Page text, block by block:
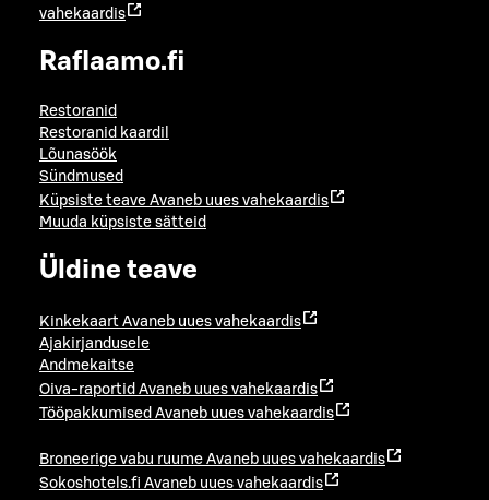
vahekaardis
Raflaamo.fi
Restoranid
Restoranid kaardil
Lõunasöök
Sündmused
Küpsiste teave Avaneb uues vahekaardis
Muuda küpsiste sätteid
Üldine teave
Kinkekaart Avaneb uues vahekaardis
Ajakirjandusele
Andmekaitse
Oiva-raportid Avaneb uues vahekaardis
Tööpakkumised Avaneb uues vahekaardis
Broneerige vabu ruume Avaneb uues vahekaardis
Sokoshotels.fi Avaneb uues vahekaardis